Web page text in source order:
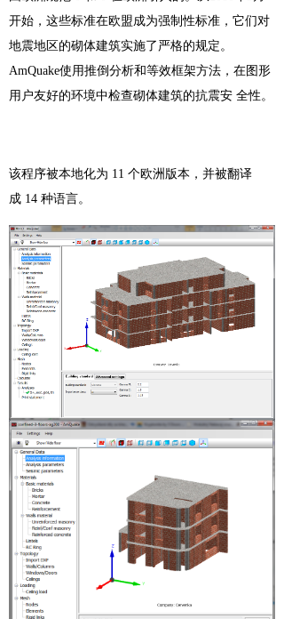
开始，这些标准在欧盟成为强制性标准，它们对
地震地区的砌体建筑实施了严格的规定。
AmQuake使用推倒分析和等效框架方法，在图形
用户友好的环境中检查砌体建筑的抗震安 全性。
该程序被本地化为 11 个欧洲版本，并被翻译
成 14 种语言。